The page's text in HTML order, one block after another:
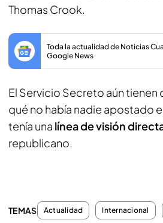
Thomas Crook.
Toda la actualidad de Noticias
Google News
El Servicio Secreto aún tienen
qué no había nadie apostado
tenía una línea de visión
republicano.
TEMAS Actualidad Internacional